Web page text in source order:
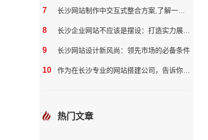
7
8
9 长沙网站设计新风尚：领先市场的必备条件
10
热门文章